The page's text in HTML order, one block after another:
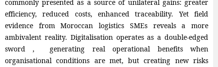
commonly presented as a source of unilateral gains: greater
efficiency, reduced costs, enhanced traceability. Yet field
evidence from Moroccan logistics SMEs reveals a more
ambivalent reality. Digitalisation operates as a double-edged
sword , generating real operational benefits when
organisational conditions are met, but creating new risks